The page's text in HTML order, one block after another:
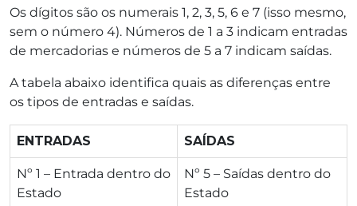
Os dígitos são os numerais 1, 2, 3, 5, 6 e 7 (isso mesmo,
sem o número 4). Números de 1 a 3 indicam entradas
de mercadorias e números de 5 a 7 indicam saídas.
A tabela abaixo identifica quais as diferenças entre
os tipos de entradas e saídas.
ENTRADAS SAÍDAS
Nº 1 – Entrada dentro do
Estado
Nº 5 – Saídas dentro do
Estado